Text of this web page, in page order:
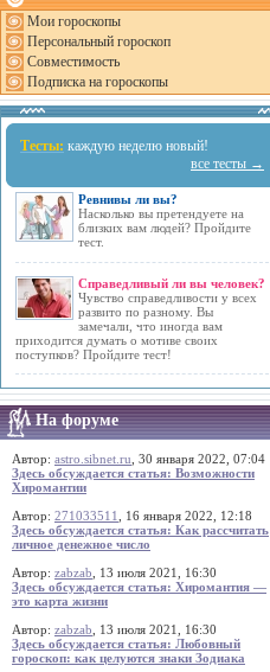
Мои гороскопы
Персональный гороскоп
Совместимость
Подписка на гороскопы
Тесты: каждую неделю новый!
все тесты →
Ревнивы ли вы?
Насколько вы претендуете на
близких вам людей? Пройдите
тест.
Справедливый ли вы человек?
Чувство справедливости у всех
развито по разному. Вы
замечали, что иногда вам
приходится думать о мотиве своих
поступков? Пройдите тест!
На форуме
Автор: astro.sibnet.ru , 30 января 2022, 07:04
Здесь обсуждается статья: Возможности
Хиромантии
Автор: 271033511
, 16 января 2022, 12:18
Здесь обсуждается статья: Как рассчитать
личное денежное число
Автор: zabzab , 13 июля 2021, 16:30
Здесь обсуждается статья: Хиромантия —
это карта жизни
Автор: zabzab , 13 июля 2021, 16:30
Здесь обсуждается статья: Любовный
гороскоп: как целуются знаки Зодиака